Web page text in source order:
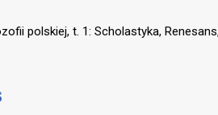
polskiej, t. 1: Scholastyka,